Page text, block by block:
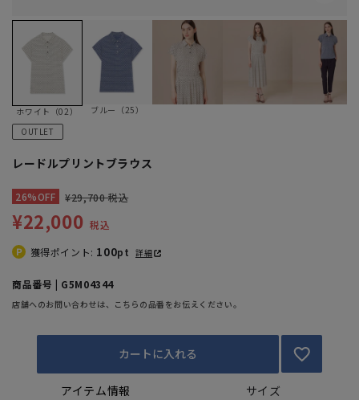
ホワイト（02）
ブルー（25）
OUTLET
レードルプリントブラウス
26%OFF ¥29,700 税込
¥22,000 税込
獲得ポイント: 100pt 詳細
商品番号 | G5M04344
店舗へのお問い合わせは、こちらの品番をお伝えください。
カートに入れる
アイテム情報 サイズ